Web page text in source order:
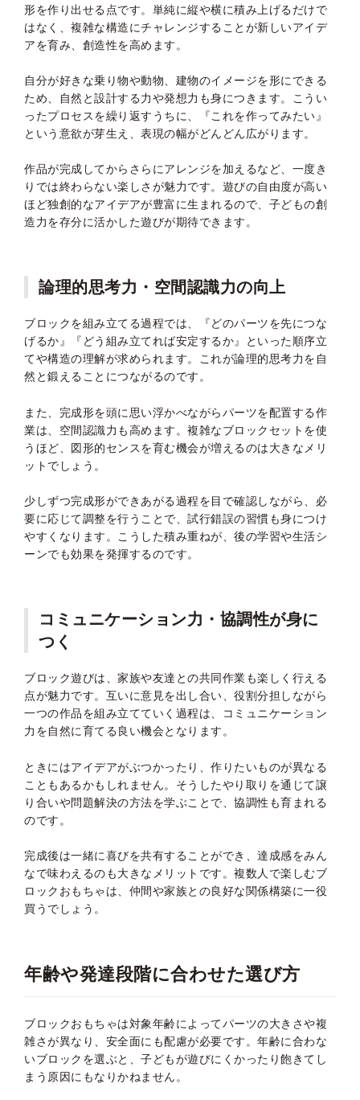
形を作り出せる点です。単純に縦や横に積み上げるだけで
はなく、複雑な構造にチャレンジすることが新しいアイデ
アを育み、創造性を高めます。
自分が好きな乗り物や動物、建物のイメージを形にできる
ため、自然と設計する力や発想力も身につきます。こうい
ったプロセスを繰り返すうちに、『これを作ってみたい』
という意欲が芽生え、表現の幅がどんどん広がります。
作品が完成してからさらにアレンジを加えるなど、一度き
りでは終わらない楽しさが魅力です。遊びの自由度が高い
ほど独創的なアイデアが豊富に生まれるので、子どもの創
造力を存分に活かした遊びが期待できます。
論理的思考力・空間認識力の向上
ブロックを組み立てる過程では、『どのパーツを先につな
げるか』『どう組み立てれば安定するか』といった順序立
てや構造の理解が求められます。これが論理的思考力を自
然と鍛えることにつながるのです。
また、完成形を頭に思い浮かべながらパーツを配置する作
業は、空間認識力も高めます。複雑なブロックセットを使
うほど、図形的センスを育む機会が増えるのは大きなメリ
ットでしょう。
少しずつ完成形ができあがる過程を目で確認しながら、必
要に応じて調整を行うことで、試行錯誤の習慣も身につけ
やすくなります。こうした積み重ねが、後の学習や生活シ
ーンでも効果を発揮するのです。
コミュニケーション力・協調性が身に
つく
ブロック遊びは、家族や友達との共同作業も楽しく行える
点が魅力です。互いに意見を出し合い、役割分担しながら
一つの作品を組み立てていく過程は、コミュニケーション
力を自然に育てる良い機会となります。
ときにはアイデアがぶつかったり、作りたいものが異なる
こともあるかもしれません。そうしたやり取りを通じて譲
り合いや問題解決の方法を学ぶことで、協調性も育まれる
のです。
完成後は一緒に喜びを共有することができ、達成感をみん
なで味わえるのも大きなメリットです。複数人で楽しむブ
ロックおもちゃは、仲間や家族との良好な関係構築に一役
買うでしょう。
年齢や発達段階に合わせた選び方
ブロックおもちゃは対象年齢によってパーツの大きさや複
雑さが異なり、安全面にも配慮が必要です。年齢に合わな
いブロックを選ぶと、子どもが遊びにくかったり飽きてし
まう原因にもなりかねません。